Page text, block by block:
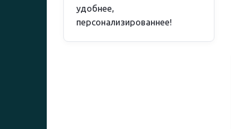
удобнее,
персонализированнее!